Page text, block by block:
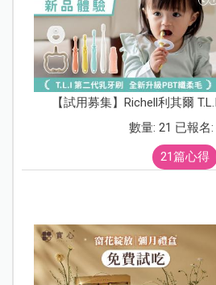
【試用募集】Richell利其爾
數量: 21 已報名
21篇心得